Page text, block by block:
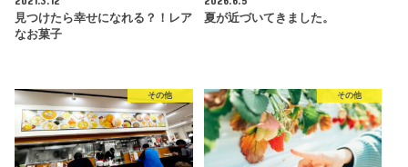
見つけたら幸せになれる？！レア
なお菓子
夏が近づいてきました。
その他 その他